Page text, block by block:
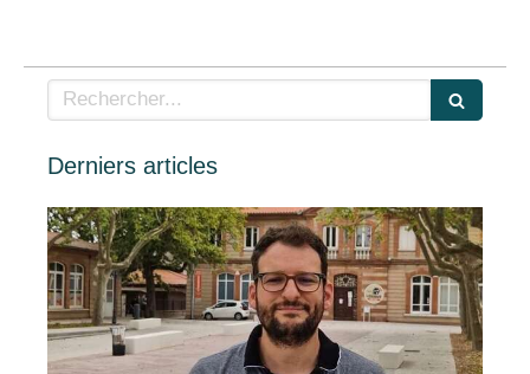
Rechercher
Derniers articles